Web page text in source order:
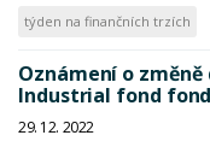
týden na finančních trzích
Oznámení o
Industrial fond
29. 12. 2022